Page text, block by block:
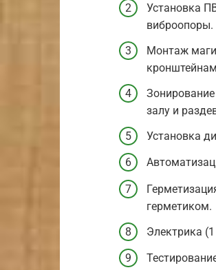
Установка
виброопоры.
Монтаж
залу и
Установка
герметиком.
Электрика